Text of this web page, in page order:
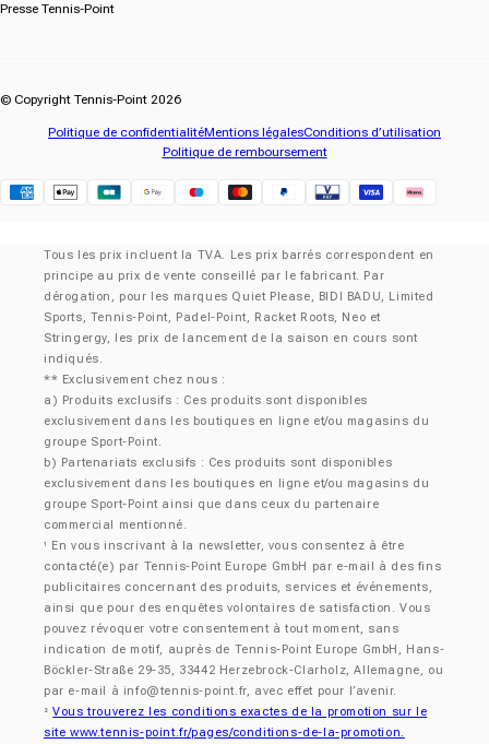
Presse Tennis-Point
© Copyright Tennis-Point 2026
Politique de confidentialitéMentions légalesConditions d’utilisation
Politique de remboursement
Tous les prix incluent la TVA. Les prix barrés correspondent en
principe au prix de vente conseillé par le fabricant. Par
dérogation, pour les marques Quiet Please, BIDI BADU, Limited
Sports, Tennis-Point, Padel-Point, Racket Roots, Neo et
Stringergy, les prix de lancement de la saison en cours sont
indiqués.
** Exclusivement chez nous :
a) Produits exclusifs : Ces produits sont disponibles
exclusivement dans les boutiques en ligne et/ou magasins du
groupe Sport-Point.
b) Partenariats exclusifs : Ces produits sont disponibles
exclusivement dans les boutiques en ligne et/ou magasins du
groupe Sport-Point ainsi que dans ceux du partenaire
commercial mentionné.
¹ En vous inscrivant à la newsletter, vous consentez à être
contacté(e) par Tennis-Point Europe GmbH par e-mail à des fins
publicitaires concernant des produits, services et événements,
ainsi que pour des enquêtes volontaires de satisfaction. Vous
pouvez révoquer votre consentement à tout moment, sans
indication de motif, auprès de Tennis-Point Europe GmbH, Hans-
Böckler-Straße 29-35, 33442 Herzebrock-Clarholz, Allemagne, ou
par e-mail à info@tennis-point.fr, avec effet pour l’avenir.
² Vous trouverez les conditions exactes de la promotion sur le
site www.tennis-point.fr/pages/conditions-de-la-promotion.